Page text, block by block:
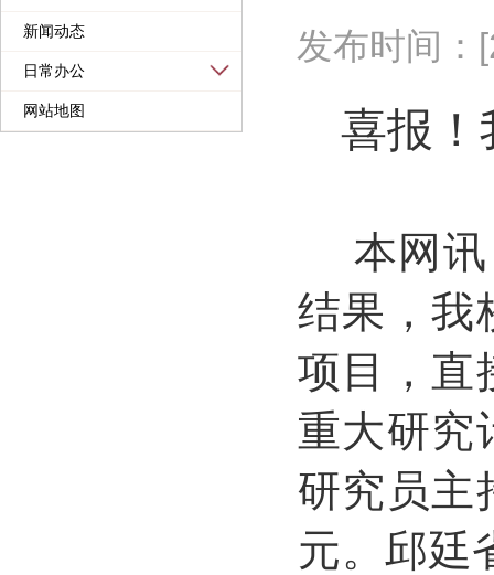
新闻动态
日常办公
网站地图
发布时间：
喜报！
本网
结果，我
项目，直
重大研究
研究员主
元。邱廷